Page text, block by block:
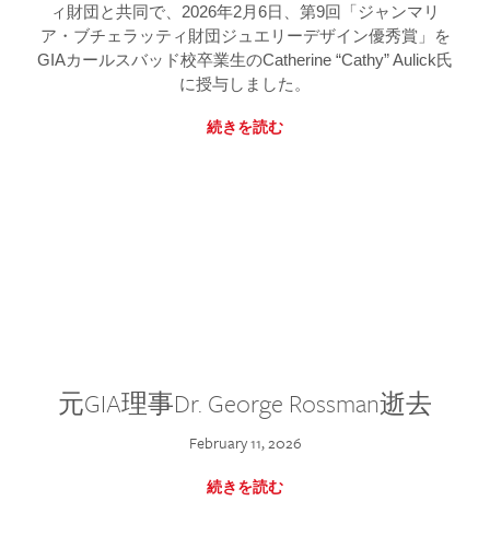
ィ財団と共同で、2026年2月6日、第9回「ジャンマリ
ア・ブチェラッティ財団ジュエリーデザイン優秀賞」を
GIAカールスバッド校卒業生のCatherine “Cathy” Aulick氏
に授与しました。
続きを読む
元GIA理事Dr. George Rossman逝去
February 11, 2026
続きを読む